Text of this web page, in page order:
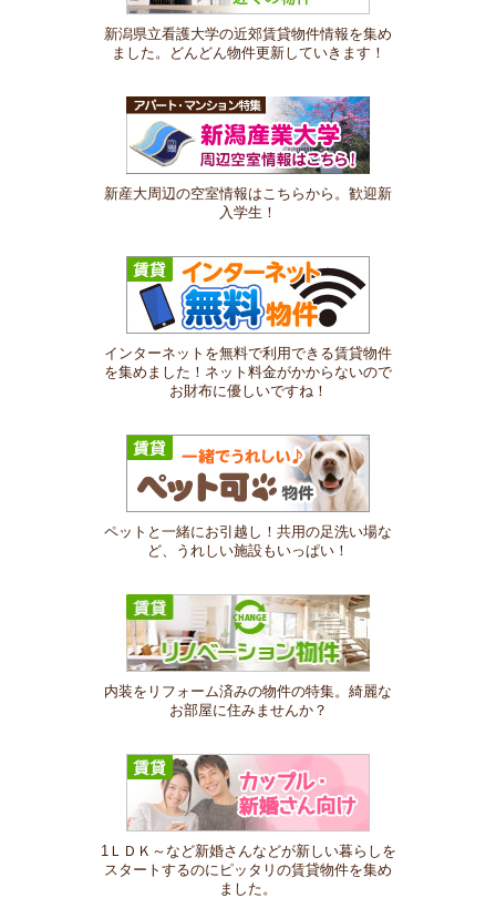
新潟県立看護大学の近郊賃貸物件情報を集め
ました。どんどん物件更新していきます！
新産大周辺の空室情報はこちらから。歓迎新
入学生！
インターネットを無料で利用できる賃貸物件
を集めました！ネット料金がかからないので
お財布に優しいですね！
ペットと一緒にお引越し！共用の足洗い場な
ど、うれしい施設もいっぱい！
内装をリフォーム済みの物件の特集。綺麗な
お部屋に住みませんか？
1ＬＤＫ～など新婚さんなどが新しい暮らしを
スタートするのにピッタリの賃貸物件を集め
ました。